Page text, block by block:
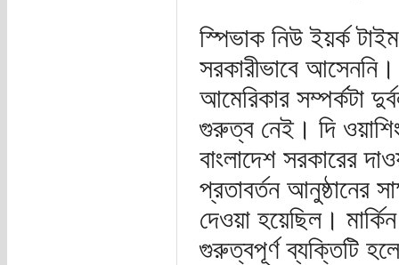
স্পিভাক নিউ ইয়র্ক
সরকারীভাবে
আমেরিকার সম্পর্কটা
গুরুত্ব নেই। দি
বাংলাদেশ সরকারের
প্রতাবর্তন আনুষ্ঠানের
দেওয়া হয়েছিল।
গুরুত্বপূর্ণ ব্যক্তিটি